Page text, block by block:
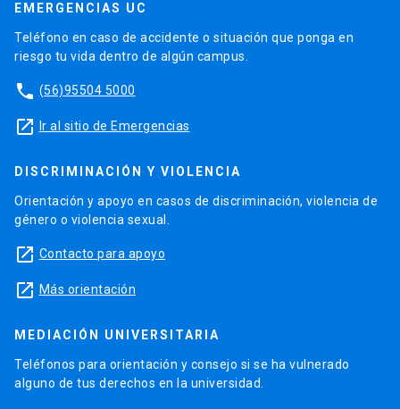
EMERGENCIAS UC
Teléfono en caso de accidente o situación que ponga en
riesgo tu vida dentro de algún campus.
phone (56)95504 5000
launch Ir al sitio de Emergencias
DISCRIMINACIÓN Y VIOLENCIA
Orientación y apoyo en casos de discriminación, violencia de
género o violencia sexual.
launch Contacto para apoyo
launch Más orientación
MEDIACIÓN UNIVERSITARIA
Teléfonos para orientación y consejo si se ha vulnerado
alguno de tus derechos en la universidad.